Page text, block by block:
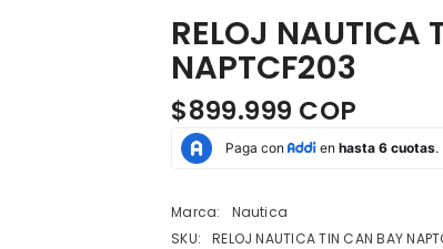
RELOJ NAUTICA
NAPTCF203
$899.999 COP
Marca:
Nautica
SKU:
RELOJ NAUTICA TIN CAN BAY